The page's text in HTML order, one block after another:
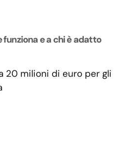
e a chi è adatto